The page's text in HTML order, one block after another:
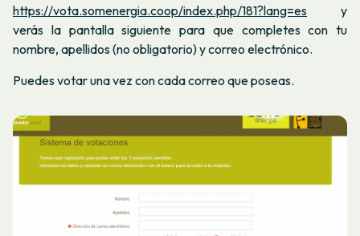
https://vota.somenergia.coop/index.php/181?lang=es y
verás la pantalla siguiente para que completes con tu
nombre, apellidos (no obligatorio) y correo electrónico.
Puedes votar una vez con cada correo que poseas.